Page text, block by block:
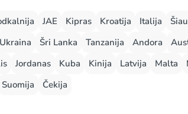
JAE Kipras Kroatija Italija
Ukraina Šri Lanka Tanzanija Andora
Jordanas Kuba Kinija Latvija Malta
Suomija Čekija